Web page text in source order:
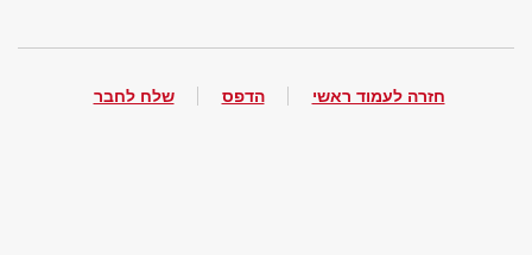
חזרה לעמוד ראשי הדפס שלח לחבר